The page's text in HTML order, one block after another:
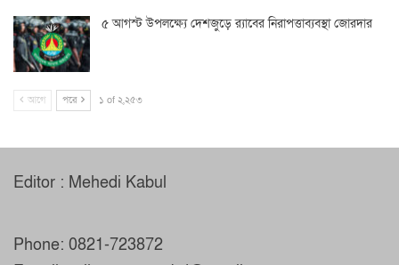
৫ আগস্ট উপলক্ষ্যে দেশজুড়ে র‌্যাবের নিরাপত্তাব্যবস্থা জোরদার
আগে পরে ১ of ২,২৫৩
Editor : Mehedi Kabul
Phone: 0821-723872